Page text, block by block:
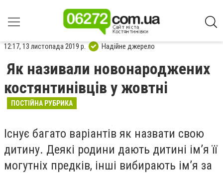
12:17, 13 листопада 2019 р. Надійне джерело
Як називали новонароджених
костянтинівців у жовтні
ПОСТІЙНА РУБРИКА
Існує багато варіантів як назвати свою
дитину. Деякі родини дають дитині ім’я її
могутніх предків, інші вибирають ім’я за